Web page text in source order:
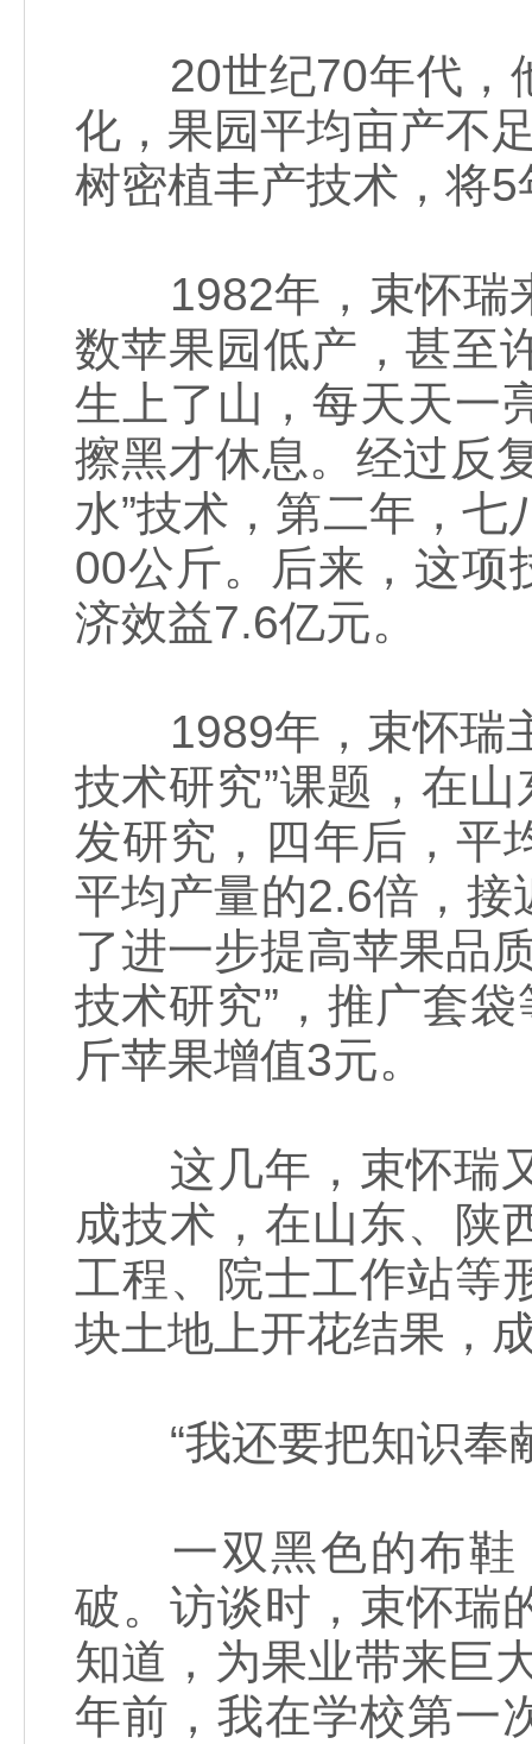
20世纪70年代，他
化，果园平均亩产不
树密植丰产技术，将
1982年，束怀瑞来
数苹果园低产，甚至
生上了山，每天天一
擦黑才休息。经过反
水”技术，第二年，
00公斤。后来，这项
济效益7.6亿元。
1989年，束怀瑞主
技术研究”课题，在
发研究，四年后，平
平均产量的2.6倍，
了进一步提高苹果品
技术研究”，推广套
斤苹果增值3元。
这几年，束怀瑞又
成技术，在山东、陕
工程、院士工作站等
块土地上开花结果，
“我还要把知识奉
一双黑色的布鞋
破。访谈时，束怀瑞
知道，为果业带来巨
年前，我在学校第一